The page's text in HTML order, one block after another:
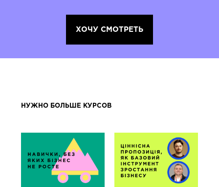
ХОЧУ СМОТРЕТЬ
НУЖНО БОЛЬШЕ КУРСОВ